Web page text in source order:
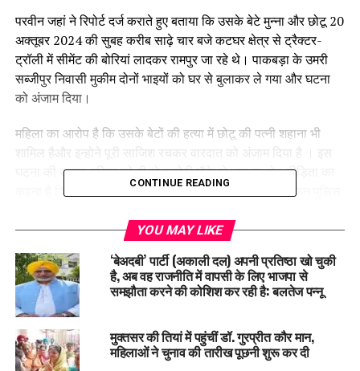
परवीन जहां ने रिपोर्ट दर्ज कराते हुए बताया कि उसके बेटे मुन्ना और छोटू 20
अक्तूबर 2024 की सुबह करीब साढ़े चार बजे कटघर क्षेत्र से ट्रैक्टर-
ट्रॉली में सीमेंट की बोरियां लादकर रामपुर जा रहे थे। पाकबड़ा के उमरी
सब्जीपुर निवासी मुकीम दोनों भाइयों को घर से बुलाकर ले गया और घटना
को अंजाम दिया।
महिला का आरोप है कि उसके बेटों की हत्या में छोटू की पत्नी शहाना भी
शामिल हैऔर इन्होने पूरी साजिश रचकर वारदात को अंजाम दिया है । इस
घटना की सूचना पुलिस को दी तो आरोपी मौके से भाग गए थे। पीड़िता का
कहना है कि उसने रिपोर्ट दर्ज कराने को थाने में तहरीर दी थी लेकिन पुलिस
महिला का कहना है कि शहाना और उसके एक दोस्त ने लोगों को वीडियो
कॉल करके दिखाया था कि इन दोनों भाइयों का काम कर दिया है। पीड़िता
का कहना है कि इस हत्याकांड में शहाना, मुकीम के अलावा पाकबड़ा के उमरी
सब्जीपुर बरकत, सरफराज, इस्तेखार, दिलशाद अली और भगतपुर के
उदमावाला निवासी नासिर, नाजिर भी शामिल हैं।
एसपी सिटी कुमार रणविजय सिंह ने बताया कि कोर्ट के आदेश पर एक महिला
CONTINUE READING
YOU MAY LIKE
‘बेअदबी’ पार्टी (अकाली दल) अपनी प्रतिष्ठा खो चुकी
है, अब वह राजनीति में वापसी के लिए भाजपा से
समझौता करने की कोशिश कर रही है: बलतेज पन्नू
मुक्तसर की तियां में पहुंचीं डॉ. गुरप्रीत कौर मान,
महिलाओं ने चुनाव की तारीख पूछनी शुरू कर दी